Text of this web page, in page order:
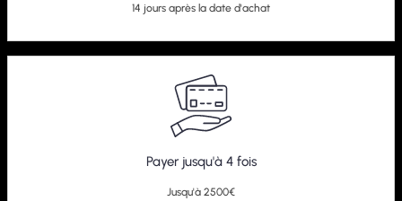
14 jours après la date d'achat
Payer jusqu'à 4 fois
Jusqu'à 2500€